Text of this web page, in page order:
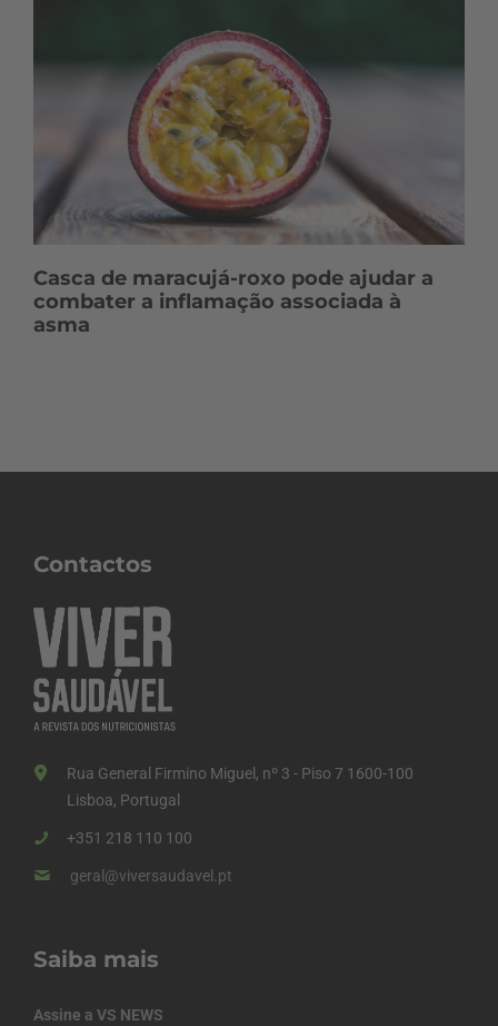
Casca de maracujá-roxo pode ajudar a
combater a inflamação associada à
asma
Contactos
Rua General Firmino Miguel, nº 3 - Piso 7 1600-100
Lisboa, Portugal
+351 218 110 100
geral@viversaudavel.pt
Saiba mais
Assine a VS NEWS